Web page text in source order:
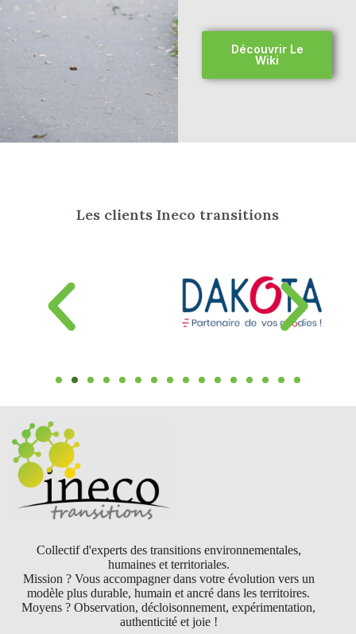
Découvrir Le
Wiki
Les clients Ineco transitions
Collectif d'experts des transitions environnementales,
humaines et territoriales.
Mission ? Vous accompagner dans votre évolution vers un
modèle plus durable, humain et ancré dans les territoires.
Moyens ? Observation, décloisonnement, expérimentation,
authenticité et joie !